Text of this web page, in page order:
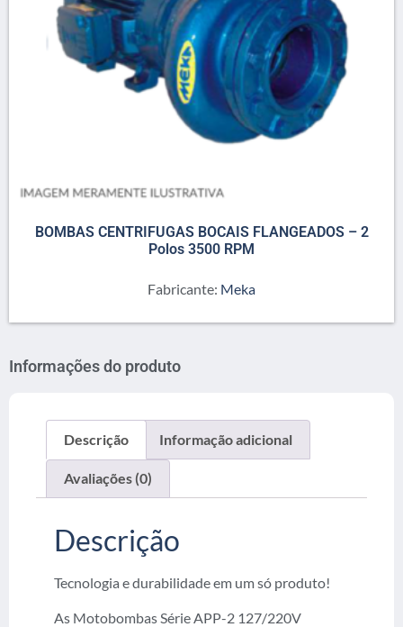
BOMBAS CENTRIFUGAS BOCAIS FLANGEADOS – 2
Polos 3500 RPM
Fabricante: Meka
Informações do produto
Descrição Informação adicional
Avaliações (0)
Descrição
Tecnologia e durabilidade em um só produto!
As Motobombas Série APP-2 127/220V